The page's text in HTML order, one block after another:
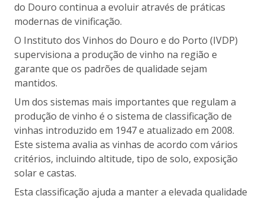
do Douro continua a evoluir através de práticas
modernas de vinificação.
O Instituto dos Vinhos do Douro e do Porto (IVDP)
supervisiona a produção de vinho na região e
garante que os padrões de qualidade sejam
mantidos.
Um dos sistemas mais importantes que regulam a
produção de vinho é o sistema de classificação de
vinhas introduzido em 1947 e atualizado em 2008.
Este sistema avalia as vinhas de acordo com vários
critérios, incluindo altitude, tipo de solo, exposição
solar e castas.
Esta classificação ajuda a manter a elevada qualidade